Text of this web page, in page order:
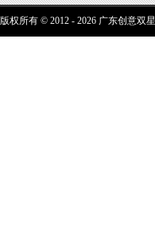
版权所有 © 2012 - 2026 广东创意